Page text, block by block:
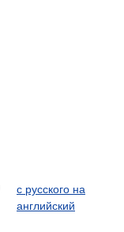
с русского на
английский